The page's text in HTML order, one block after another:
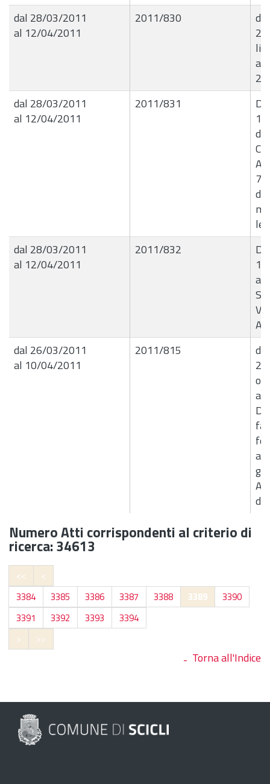
dal 28/03/2011
al 12/04/2011
2011/830
dal 28/03/2011
al 12/04/2011
2011/831
di
dal 28/03/2011
al 12/04/2011
2011/832
dal 26/03/2011
al 10/04/2011
2011/815
di
Numero Atti corrispondenti al criterio di
ricerca: 34613
<<
<
3384
3385 3386 3387 3388 3389
3390
3391
3392 3393
3394
>
>>
Torna all'Indice